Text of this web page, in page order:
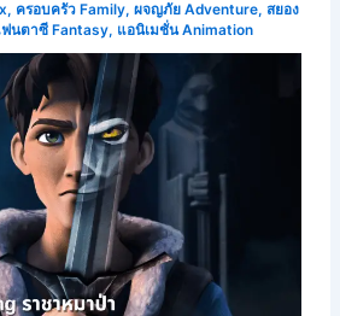
, ครอบครัว Family,ผจญภัย Adventure, สยอง
นตาซี Fantasy, แอนิเมชั่น Animation